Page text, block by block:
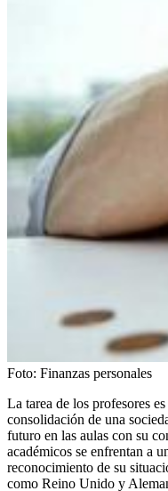
Foto: Finanzas personales
La tarea de los profesores
consolidación de una
futuro en las aulas con su
académicos se enfrentan a
reconocimiento de su
como Reino Unido y